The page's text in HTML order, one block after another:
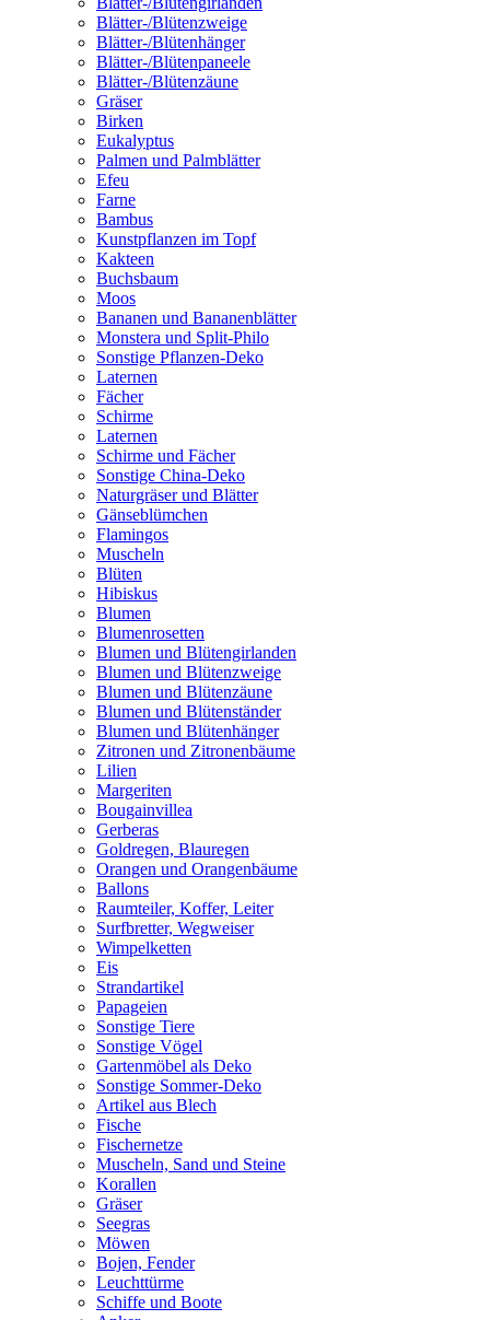
Blätter-/Blütenzweige
Blätter-/Blütenhänger
Blätter-/Blütenpaneele
Blätter-/Blütenzäune
Gräser
Birken
Eukalyptus
Palmen und Palmblätter
Efeu
Farne
Bambus
Kunstpflanzen im Topf
Kakteen
Buchsbaum
Moos
Bananen und Bananenblätter
Monstera und Split-Philo
Sonstige Pflanzen-Deko
Laternen
Fächer
Schirme
Laternen
Schirme und Fächer
Sonstige China-Deko
Naturgräser und Blätter
Gänseblümchen
Flamingos
Muscheln
Blüten
Hibiskus
Blumen
Blumenrosetten
Blumen und Blütengirlanden
Blumen und Blütenzweige
Blumen und Blütenzäune
Blumen und Blütenständer
Blumen und Blütenhänger
Zitronen und Zitronenbäume
Lilien
Margeriten
Bougainvillea
Gerberas
Goldregen, Blauregen
Orangen und Orangenbäume
Ballons
Raumteiler, Koffer, Leiter
Surfbretter, Wegweiser
Wimpelketten
Eis
Strandartikel
Papageien
Sonstige Tiere
Sonstige Vögel
Gartenmöbel als Deko
Sonstige Sommer-Deko
Artikel aus Blech
Fische
Fischernetze
Muscheln, Sand und Steine
Korallen
Gräser
Seegras
Möwen
Bojen, Fender
Leuchttürme
Schiffe und Boote